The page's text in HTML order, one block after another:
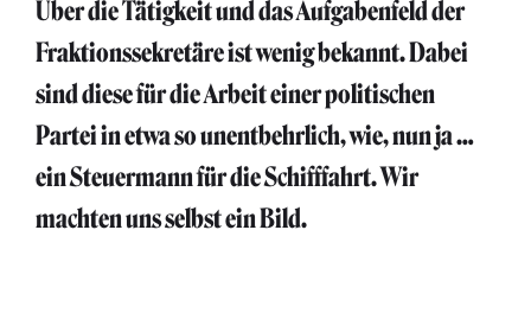
Über die Tätigkeit und das Aufgabenfeld der
Fraktionssekretäre ist wenig bekannt. Dabei
sind diese für die Arbeit einer politischen
Partei in etwa so unentbehrlich, wie, nun ja …
ein Steuermann für die Schifffahrt. Wir
machten uns selbst ein Bild.